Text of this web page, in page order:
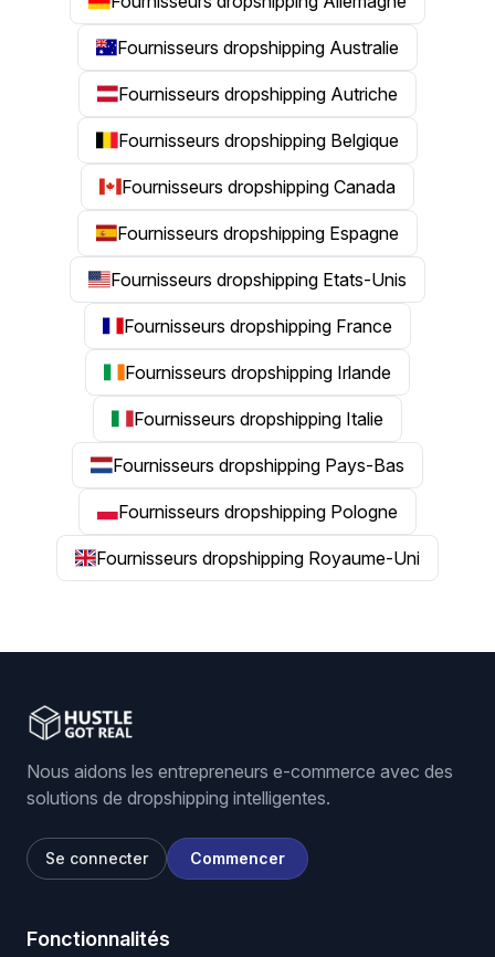
Fournisseurs dropshipping Australie
Fournisseurs dropshipping Autriche
Fournisseurs dropshipping Belgique
Fournisseurs dropshipping Canada
Fournisseurs dropshipping Espagne
Fournisseurs dropshipping Etats-Unis
Fournisseurs dropshipping France
Fournisseurs dropshipping Irlande
Fournisseurs dropshipping Italie
Fournisseurs dropshipping Pays-Bas
Fournisseurs dropshipping Pologne
Fournisseurs dropshipping Royaume-Uni
Nous aidons les entrepreneurs e-commerce avec des
solutions de dropshipping intelligentes.
Se connecter Commencer
Fonctionnalités